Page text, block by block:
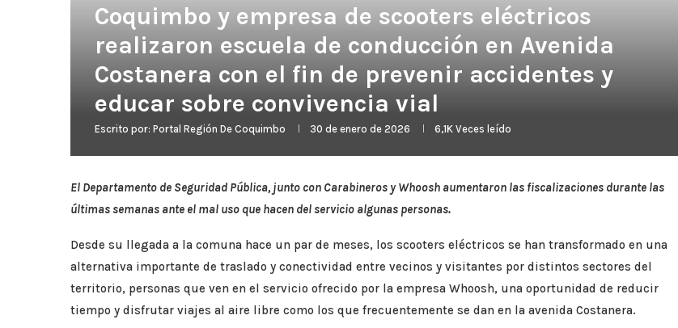
Coquimbo y empresa de scooters eléctricos
realizaron escuela de conducción en Avenida
Costanera con el fin de prevenir accidentes y
educar sobre convivencia vial
Escrito por: Portal Región De Coquimbo 30 de enero de 2026 6,1K Veces leído
El Departamento de Seguridad Pública, junto con Carabineros y Whoosh aumentaron las fiscalizaciones durante las
últimas semanas ante el mal uso que hacen del servicio algunas personas.
Desde su llegada a la comuna hace un par de meses, los scooters eléctricos se han transformado en una
alternativa importante de traslado y conectividad entre vecinos y visitantes por distintos sectores del
territorio, personas que ven en el servicio ofrecido por la empresa Whoosh, una oportunidad de reducir
tiempo y disfrutar viajes al aire libre como los que frecuentemente se dan en la avenida Costanera.